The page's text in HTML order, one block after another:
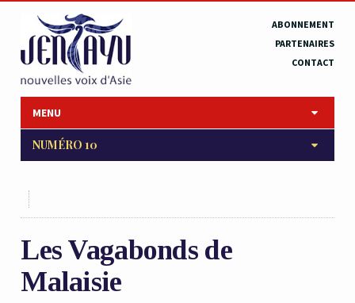
ABONNEMENT
PARTENAIRES
CONTACT
MENU
NUMÉRO 10
Les Vagabonds de
Malaisie